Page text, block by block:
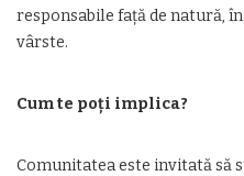
responsabile față de natură,
vârste.
Cum te poți implica?
Comunitatea este invitată să